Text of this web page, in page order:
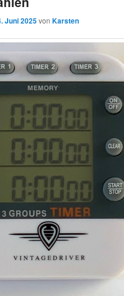
Juni 2025vonKarsten